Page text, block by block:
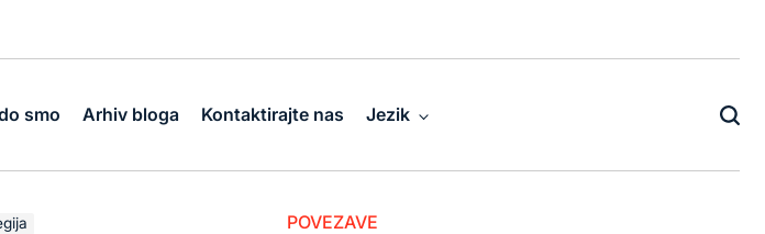
smo Arhiv bloga Kontaktirajte nas Jezik
POVEZAVE